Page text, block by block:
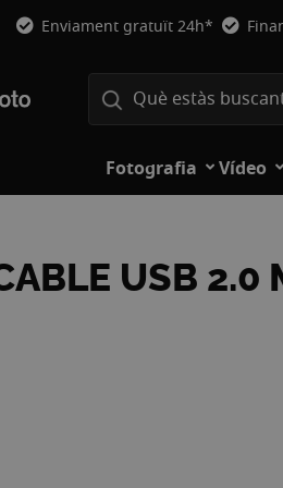
Enviament gratuït 24h*
Fotografia Vídeo
USB 2.0